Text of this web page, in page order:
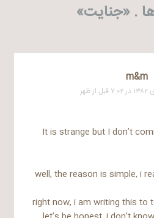
. «جنایت»
m&m
It is strange but I don’t
well, the reason is simple, i
right now, i am writing this to